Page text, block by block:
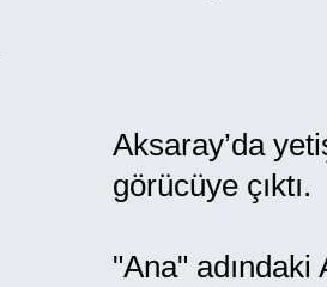
Aksaray’da
görücüye çıktı.
"Ana" adındaki